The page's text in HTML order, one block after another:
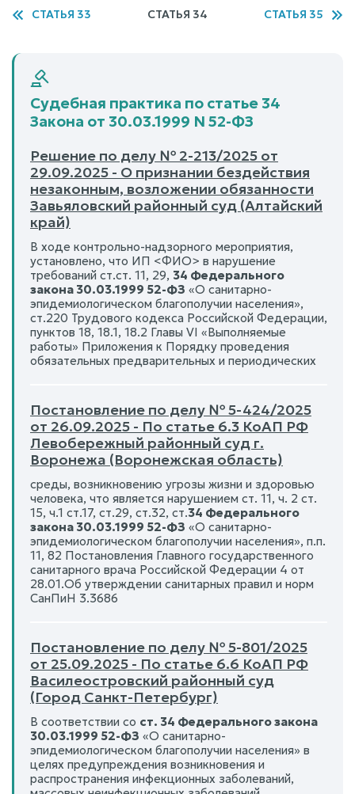
СТАТЬЯ 33 СТАТЬЯ 34 СТАТЬЯ 35
Судебная практика по статье 34
Закона от 30.03.1999 N 52-ФЗ
Решение по делу № 2-213/2025 от
29.09.2025 - О признании бездействия
незаконным, возложении обязанности
Завьяловский районный суд (Алтайский
край)
В ходе контрольно-надзорного мероприятия,
установлено, что ИП <ФИО> в нарушение
требований ст.ст. 11, 29, 34 Федерального
закона 30.03.1999 52-ФЗ «О санитарно-
эпидемиологическом благополучии населения»,
ст.220 Трудового кодекса Российской Федерации,
пунктов 18, 18.1, 18.2 Главы VI «Выполняемые
работы» Приложения к Порядку проведения
обязательных предварительных и периодических
Постановление по делу № 5-424/2025
от 26.09.2025 - По статье 6.3 КоАП РФ
Левобережный районный суд г.
Воронежа (Воронежская область)
среды, возникновению угрозы жизни и здоровью
человека, что является нарушением ст. 11, ч. 2 ст.
15, ч.1 ст.17, ст.29, ст.32, ст.34 Федерального
закона 30.03.1999 52-ФЗ «О санитарно-
эпидемиологическом благополучии населения», п.п.
11, 82 Постановления Главного государственного
санитарного врача Российской Федерации 4 от
28.01.Об утверждении санитарных правил и норм
СанПиН 3.3686
Постановление по делу № 5-801/2025
от 25.09.2025 - По статье 6.6 КоАП РФ
Василеостровский районный суд
(Город Санкт-Петербург)
В соответствии со ст. 34 Федерального закона
30.03.1999 52-ФЗ «О санитарно-
эпидемиологическом благополучии населения» в
целях предупреждения возникновения и
распространения инфекционных заболеваний,